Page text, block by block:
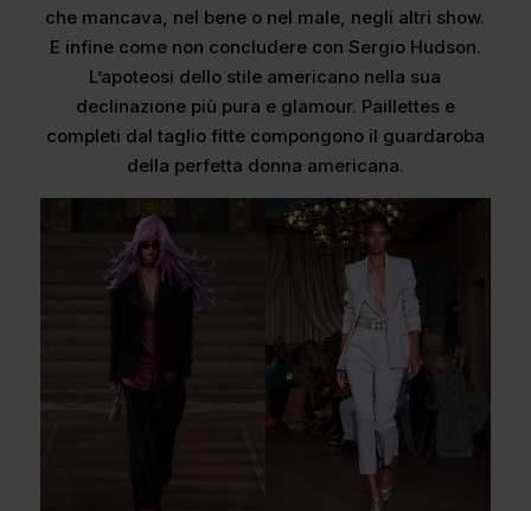
che mancava, nel bene o nel male, negli altri show.
E infine come non concludere con Sergio Hudson.
L’apoteosi dello stile americano nella sua
declinazione più pura e glamour. Paillettes e
completi dal taglio fitte compongono il guardaroba
della perfetta donna americana.